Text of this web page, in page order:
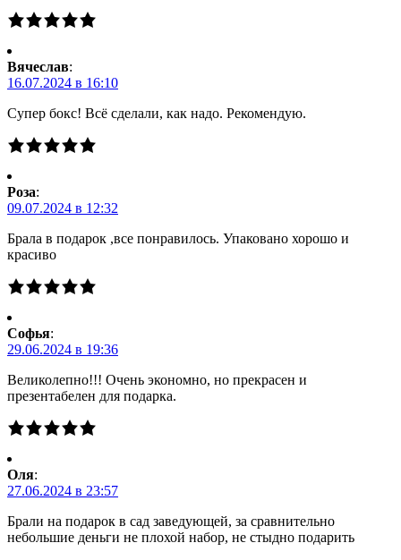
Вячеслав:
16.07.2024 в 16:10
Супер бокс! Всё сделали, как надо. Рекомендую.
Роза:
09.07.2024 в 12:32
Брала в подарок ,все понравилось. Упаковано хорошо и
красиво
Софья:
29.06.2024 в 19:36
Великолепно!!! Очень экономно, но прекрасен и
презентабелен для подарка.
Оля:
27.06.2024 в 23:57
Брали на подарок в сад заведующей, за сравнительно
небольшие деньги не плохой набор, не стыдно подарить